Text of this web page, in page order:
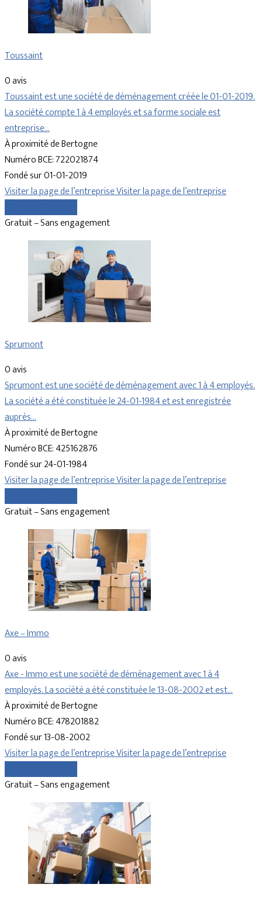
Toussaint
0 avis
Toussaint est une société de déménagement créée le 01-01-2019.
La société compte 1 à 4 employés et sa forme sociale est
entreprise…
À proximité de Bertogne
Numéro BCE: 722021874
Fondé sur 01-01-2019
Visiter la page de l’entrepriseVisiter la page de l’entreprise
Gratuit – Sans engagement
Sprumont
0 avis
Sprumont est une société de déménagement avec 1 à 4 employés.
La société a été constituée le 24-01-1984 et est enregistrée
auprès…
À proximité de Bertogne
Numéro BCE: 425162876
Fondé sur 24-01-1984
Visiter la page de l’entrepriseVisiter la page de l’entreprise
Gratuit – Sans engagement
Axe – Immo
0 avis
Axe - Immo est une société de déménagement avec 1 à 4
employés. La société a été constituée le 13-08-2002 et est…
À proximité de Bertogne
Numéro BCE: 478201882
Fondé sur 13-08-2002
Visiter la page de l’entrepriseVisiter la page de l’entreprise
Gratuit – Sans engagement